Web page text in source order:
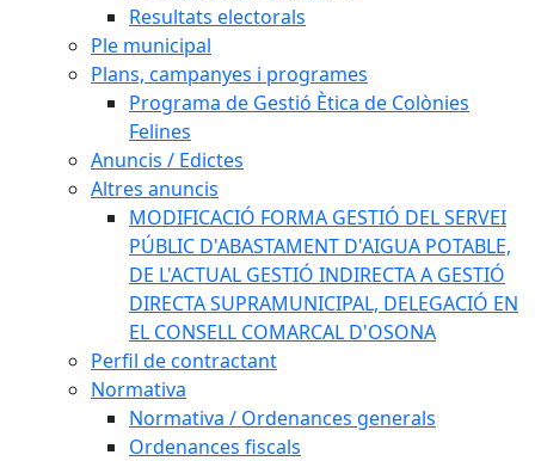
Resultats electorals
Ple municipal
Plans, campanyes i programes
Programa de Gestió Ètica de Colònies
Felines
Anuncis / Edictes
Altres anuncis
MODIFICACIÓ FORMA GESTIÓ DEL SERVEI
PÚBLIC D'ABASTAMENT D'AIGUA POTABLE,
DE L'ACTUAL GESTIÓ INDIRECTA A GESTIÓ
DIRECTA SUPRAMUNICIPAL, DELEGACIÓ EN
EL CONSELL COMARCAL D'OSONA
Perfil de contractant
Normativa
Normativa / Ordenances generals
Ordenances fiscals